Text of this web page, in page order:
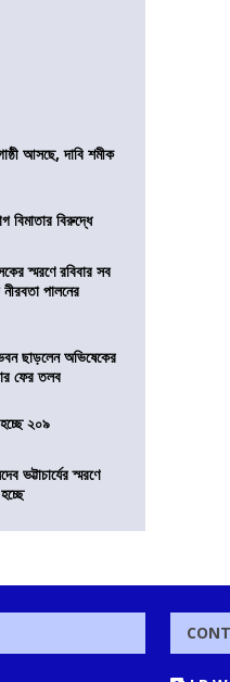
আসছে, দাবি শমীক
বিমাতার বিরুদ্ধে
স্মরণে রবিবার সব
নীরবতা পালনের
ছাড়লেন অভিষেকের
ফের তলব
২০৯
ভট্টাচার্যের স্মরণে